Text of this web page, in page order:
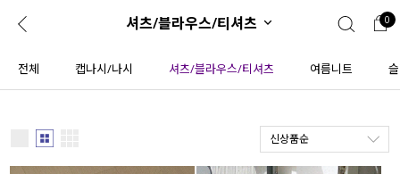
로그인 1초 회원가입 0
ENG
JP
회원혜택 입
셔츠/블라우스/티셔츠 0
전체 캡나시/나시 셔츠/블라우스/티셔츠 여름니트
신상품순